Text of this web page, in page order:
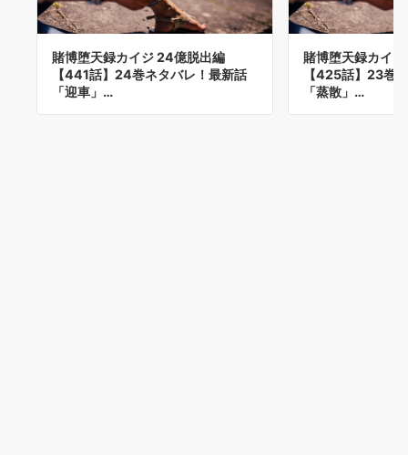
賭博堕天録カイジ 24億脱出編
【441話】24巻ネタバレ！最新話
「迎車」…
賭博堕天録カイ
【425話】23巻
「蒸散」…